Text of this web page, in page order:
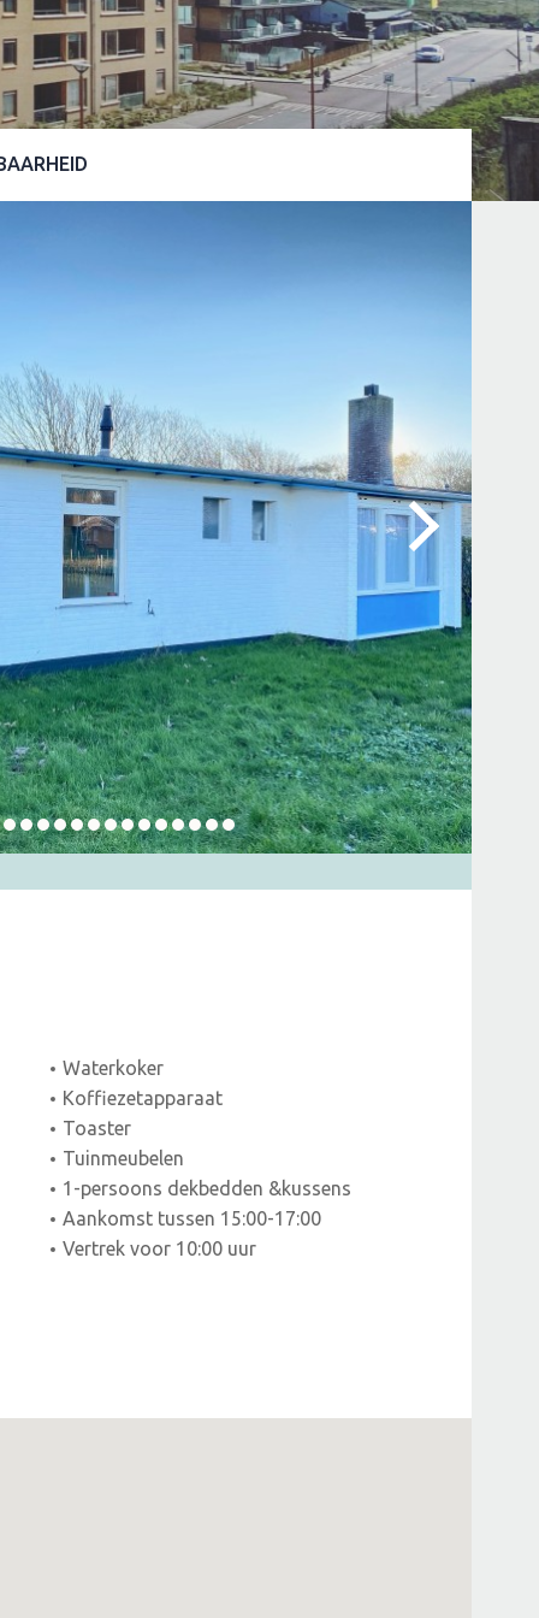
Waterkoker
Koffiezetapparaat
Toaster
Tuinmeubelen
1-persoons dekbedden &kussens
Aankomst tussen 15:00-17:00
Vertrek voor 10:00 uur